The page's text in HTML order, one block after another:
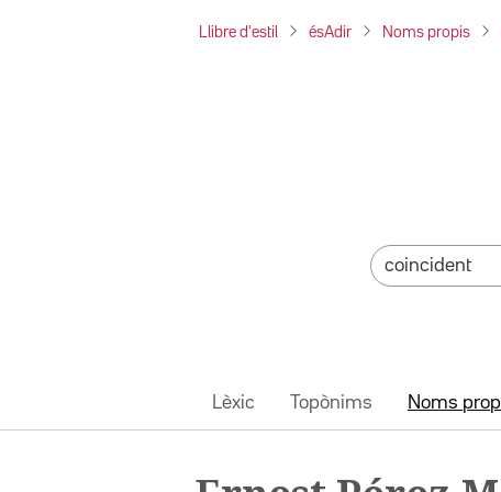
Llibre d'estil ésAdir Noms propis
Lèxic Topònims Noms